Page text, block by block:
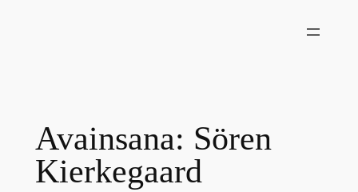
Avainsana: Sören
Kierkegaard